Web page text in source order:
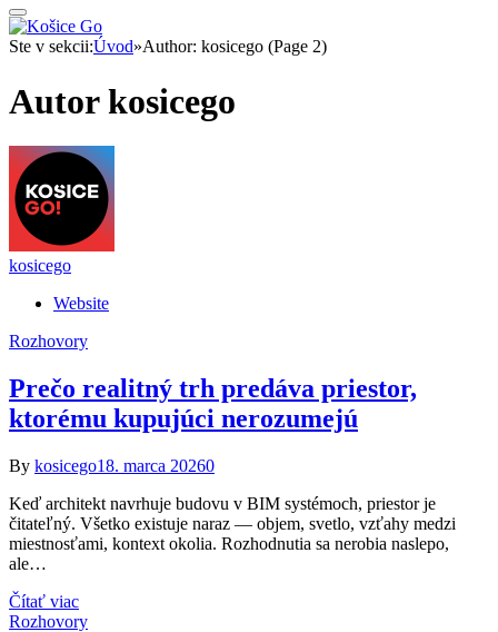
Ste v sekcii:Úvod»Author: kosicego (Page 2)
Autorkosicego
kosicego
Website
Rozhovory
Prečo realitný trh predáva priestor,
ktorému kupujúci nerozumejú
By kosicego18. marca 20260
Keď architekt navrhuje budovu v BIM systémoch, priestor je
čitateľný. Všetko existuje naraz — objem, svetlo, vzťahy medzi
miestnosťami, kontext okolia. Rozhodnutia sa nerobia naslepo,
ale…
Čítať viac
Rozhovory